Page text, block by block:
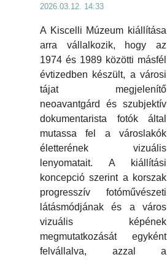
2026.03.12. 14:33
A Kiscelli Múzeum kiállítása
arra vállalkozik, hogy az
1974 és 1989 közötti másfél
évtizedben készült, a városi
tájat megjelenítő
neoavantgárd és szubjektív
dokumentarista fotók által
mutassa fel a városlakók
életterének vizuális
lenyomatait. A kiállítási
koncepció szerint a korszak
progresszív fotóművészeti
látásmódjának és a város
vizuális képének
megmutatkozását egyként
felvállalva, azzal a